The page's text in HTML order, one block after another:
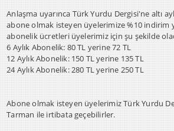
Anlaşma uyarınca Türk Yurdu Dergisi'ne altı
abone olmak isteyen üyelerimize %10 indirim
abonelik ücretleri üyelerimiz için şu şekilde
6 Aylık Abonelik: 80 TL yerine 72 TL
12 Aylık Abonelik: 150 TL yerine 135 TL
24 Aylık Abonelik: 280 TL yerine 250 TL
Abone olmak isteyen üyelerimiz Türk Yurdu
Tarman ile irtibata geçebilirler.